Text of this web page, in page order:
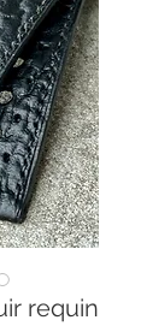
requin